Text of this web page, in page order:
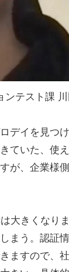
ンテスト課
デイを見つ
ていた、使
が、企業様
大きくなり
まう。認証
すので、